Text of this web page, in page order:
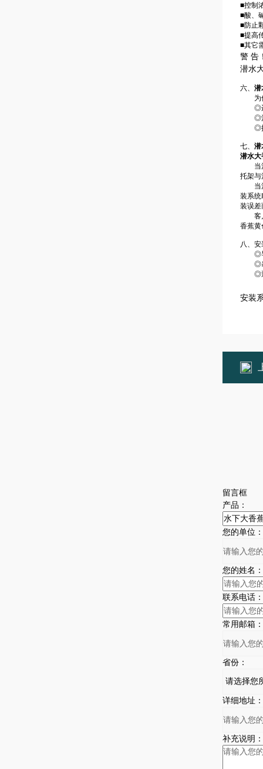
■控制
■酸、
■防止
■提高
■其它
警 告
潜水
六、 潜
为保
◎运
◎池
◎搅
七、 潜
潜水大
当池
托架与
当池
装系统
装误差
客户
香蕉
八、
◎导
◎吊
◎通
安装
留言框
产品：
您的单位：
您的姓名：
联系电话：
常用邮箱：
省份：
详细地址：
补充说明：